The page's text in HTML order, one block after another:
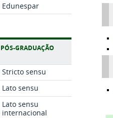
Edunespar
PÓS-GRADUAÇÃO
Stricto sensu
Lato sensu
Lato sensu
internacional